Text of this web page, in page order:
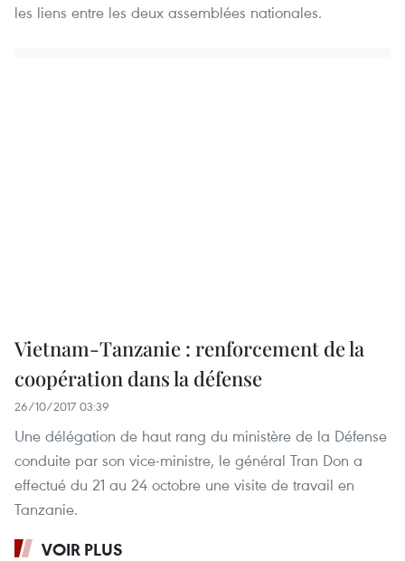
les liens entre les deux assemblées nationales.
Vietnam-Tanzanie : renforcement de la
coopération dans la défense
26/10/2017 03:39
Une délégation de haut rang du ministère de la Défense
conduite par son vice-ministre, le général Tran Don a
effectué du 21 au 24 octobre une visite de travail en
Tanzanie.
VOIR PLUS